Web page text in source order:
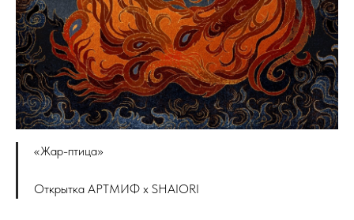
«Жар-птица»
Открытка АРТМИФ x SHAIORI